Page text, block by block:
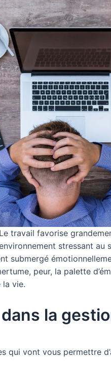
Le travail favorise
stressant au
submergé
peur, la palette
la vie.
la
qui vont vous permettre